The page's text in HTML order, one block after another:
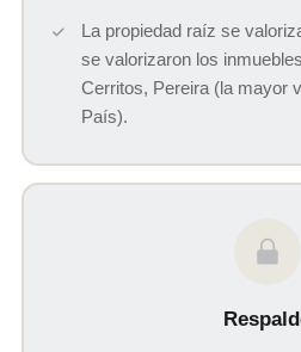
La propiedad raíz se
se valorizaron los
Cerritos, Pereira (la mayor
País).